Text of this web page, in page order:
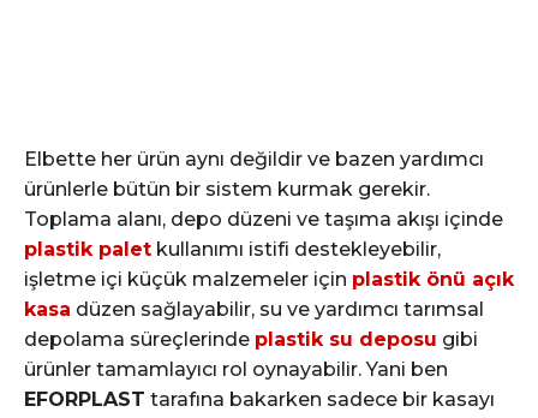
Elbette her ürün aynı değildir ve bazen yardımcı
ürünlerle bütün bir sistem kurmak gerekir.
Toplama alanı, depo düzeni ve taşıma akışı içinde
plastik palet kullanımı istifi destekleyebilir,
işletme içi küçük malzemeler için plastik önü açık
kasa düzen sağlayabilir, su ve yardımcı tarımsal
depolama süreçlerinde plastik su deposu gibi
ürünler tamamlayıcı rol oynayabilir. Yani ben
EFORPLAST tarafına bakarken sadece bir kasayı